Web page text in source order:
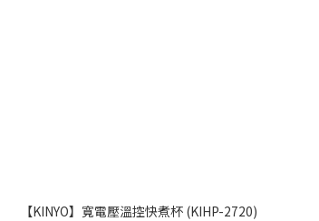
【KINYO】寬電壓溫控快煮杯 (KIHP-2720)